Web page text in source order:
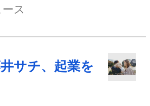
ス
サチ、起業を